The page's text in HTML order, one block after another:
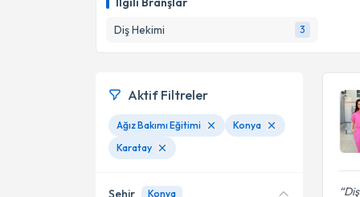
Diş Hekimi
3
Aktif Filtreler
Ağız Bakımı Eğitimi
Konya
Karatay
Şehir Konya